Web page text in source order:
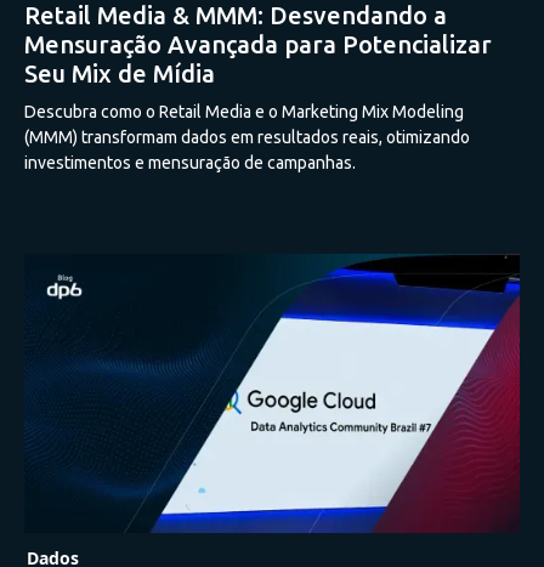
Retail Media & MMM: Desvendando a
Mensuração Avançada para Potencializar
Seu Mix de Mídia
Descubra como o Retail Media e o Marketing Mix Modeling
(MMM) transformam dados em resultados reais, otimizando
investimentos e mensuração de campanhas.
Dados